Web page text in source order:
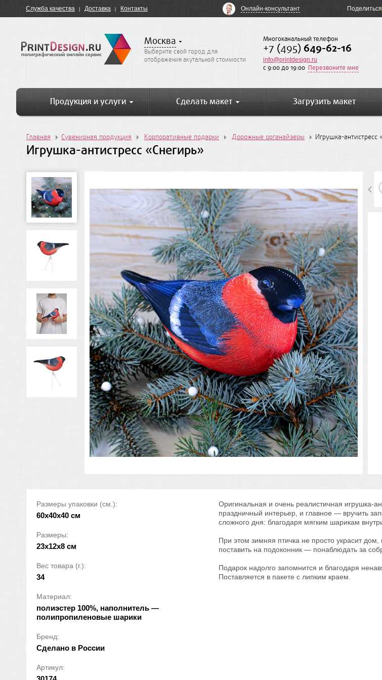
Служба качества Доставка Контакты Онлайн-консультант Поделиться
Москва
Выберите свой город для
отображения акутальной стоимости
Многоканальный телефон
+7 (495) 649-62-16
info@printdesign.ru
c 9:00 до 19:00 Перезвоните мне
Продукция и услуги Сделать макет Загрузить макет
Главная Сувенирная продукция Корпоративные подарки Дорожные органайзеры Игрушка-антистресс
Игрушка-антистресс «Снегирь»
Размеры упаковки (см.):
60x40x40 см
Размеры:
23х12х8 см
Вес товара (г.):
34
Материал:
полиэстер 100%, наполнитель —
полипропиленовые шарики
Бренд:
Сделано в России
Артикул:
Оригинальная и очень реалистичная игрушка-
праздничный интерьер, и главное — вручить
сложного дня: благодаря мягким шарикам
При этом зимняя птичка не просто украсит
поставить на подоконник — понаблюдать за
Подарок надолго запомнится и благодаря
Поставляется в пакете с липким краем.